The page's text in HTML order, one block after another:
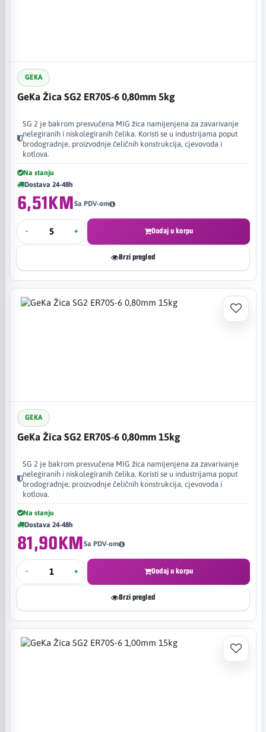
GEKA
GeKa Žica SG2 ER70S-6 0,80mm 5kg
SG 2 je bakrom presvučena MIG žica namijenjena za zavarivanje
nelegiranih i niskolegiranih čelika. Koristi se u industrijama poput
brodogradnje, proizvodnje čeličnih konstrukcija, cjevovoda i
kotlova.
Na stanju
Dostava 24-48h
6,51KMSa PDV-om
- + Dodaj u korpu
Brzi pregled
GEKA
GeKa Žica SG2 ER70S-6 0,80mm 15kg
SG 2 je bakrom presvučena MIG žica namijenjena za zavarivanje
nelegiranih i niskolegiranih čelika. Koristi se u industrijama poput
brodogradnje, proizvodnje čeličnih konstrukcija, cjevovoda i
kotlova.
Na stanju
Dostava 24-48h
81,90KMSa PDV-om
- + Dodaj u korpu
Brzi pregled